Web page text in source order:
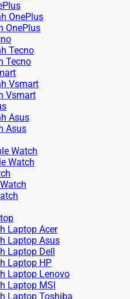
OnePlus
OnePlus
Tecno
Tecno
Vsmart
Vsmart
Asus
Asus
Watch
Watch
Laptop Acer
Laptop Asus
Laptop Dell
Laptop HP
Laptop Lenovo
Laptop MSI
Laptop Toshiba